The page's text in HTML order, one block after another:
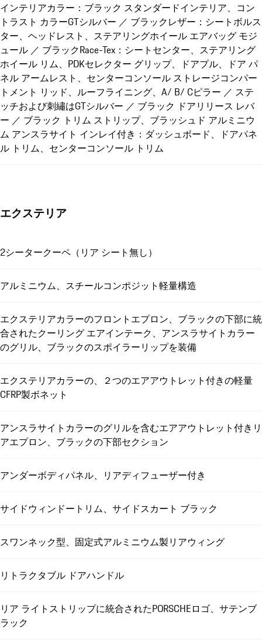
インテリアカラー：ブラック スタンダードインテリア、コン
トラスト カラーGTシルバー ／ ブラックレザー：シートボルス
ター、ヘッドレスト、ステアリングホイール エアバッグ モジ
ュール ／ ブラックRace-Tex：シートセンター、ステアリング
ホイール リム、PDKセレクター グリップ、ドアプル、ドア パ
ネル アームレスト、センターコンソール ストレージコンパー
トメント リッド、ルーフライニング、A/ B/ Cピラー ／ ステ
ッチおよび刺繡はGTシルバー ／ ブラック ドアリリース レバ
ー ／ ブラック トリム ストリップ、ブラッシュド アルミニウ
ム アンスラサイト インレイ付き：ダッシュボード、ドアパネ
ル トリム、センターコンソール トリム
エクステリア
2シータークーペ（リア シート無し）
アルミニウム、スチールコンポジット軽量構造
エクステリアカラーのフロントエプロン、ブラックの下部に統
合されたクーリング エアインテーク、アンスラサイトカラー
のグリル、ブラックのスポイラーリップを装備
エクステリアカラーの、２つのエアアウトレット付きの軽量
CFRP製ボネット
アンスラサイトカラーのグリルを含むエアアウトレット付きリ
アエプロン、ブラックの下部セクション
アンダーボディパネル、リアディフューザー付き
サイドウィンドートリム、サイドスカート ブラック
スワンネック型、固定式アルミニウム製リアウィング
リトラクタブル ドアハンドル
リア ライトストリップに統合されたPORSCHEロゴ、サテンブ
ラック